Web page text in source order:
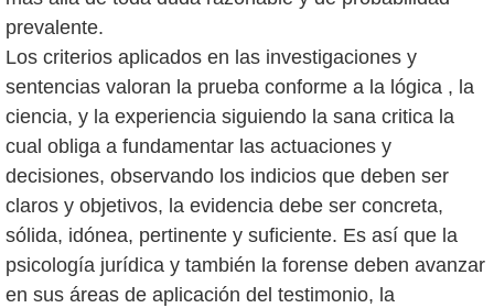
prevalente.
Los criterios aplicados en las investigaciones y
sentencias valoran la prueba conforme a la lógica , la
ciencia, y la experiencia siguiendo la sana critica la
cual obliga a fundamentar las actuaciones y
decisiones, observando los indicios que deben ser
claros y objetivos, la evidencia debe ser concreta,
sólida, idónea, pertinente y suficiente. Es así que la
psicología jurídica y también la forense deben avanzar
en sus áreas de aplicación del testimonio, la